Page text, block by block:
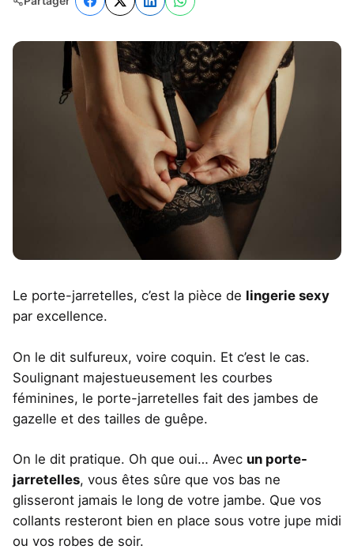
Le porte-jarretelles, c’est la pièce de lingerie sexy
par excellence.
On le dit sulfureux, voire coquin. Et c’est le cas.
Soulignant majestueusement les courbes
féminines, le porte-jarretelles fait des jambes de
gazelle et des tailles de guêpe.
On le dit pratique. Oh que oui… Avec un porte-
jarretelles, vous êtes sûre que vos bas ne
glisseront jamais le long de votre jambe. Que vos
collants resteront bien en place sous votre jupe midi
ou vos robes de soir.